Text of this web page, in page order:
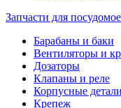
Запчасти для
Барабаны и баки
Вентиляторы и
Дозаторы
Клапаны и реле
Корпусные детали
Крепеж